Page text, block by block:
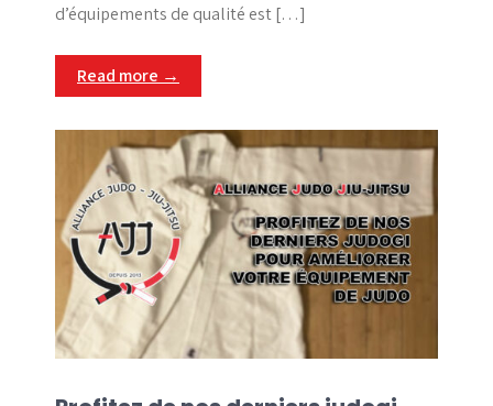
d’équipements de qualité est […]
Read more →